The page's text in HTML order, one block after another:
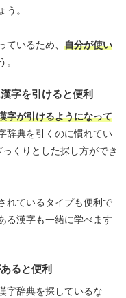
。
ているため、 自分が使い
。
字を引けると便利
字が引けるようになって
辞典を引くのに慣れてい
くりとした探し方ができ
れているタイプも便利で
る漢字も一緒に学べます
ると便利
字辞典を探しているな